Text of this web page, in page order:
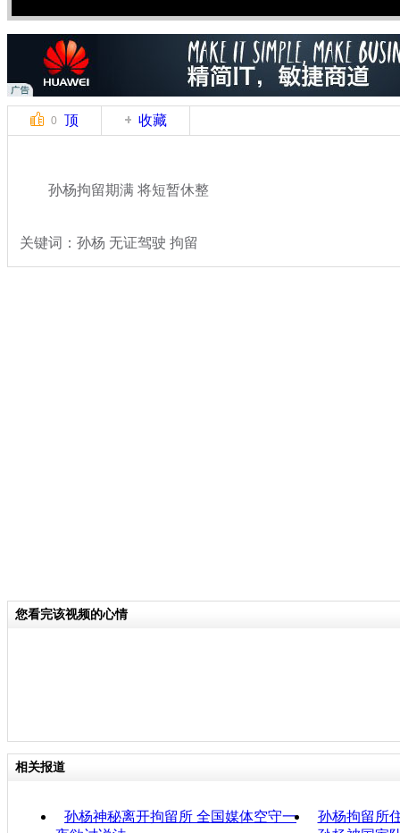
0 顶 收藏
孙杨拘留期满 将短暂休整
关键词：孙杨 无证驾驶 拘留
您看完该视频的心情
相关报道
孙杨神秘离开拘留所 全国媒体空守一
孙杨拘留所